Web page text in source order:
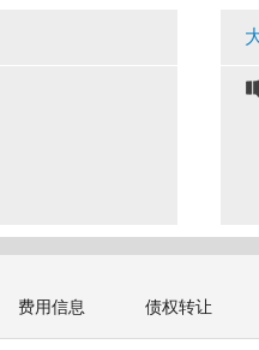
费用信息 债权转让